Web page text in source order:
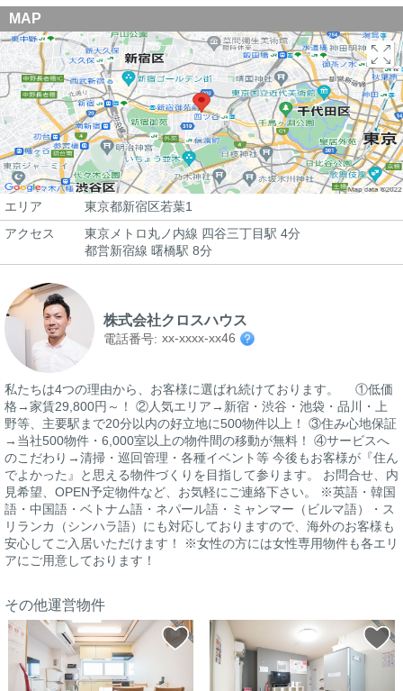
MAP
エリア
東京都新宿区若葉1
アクセス
東京メトロ丸ノ内線 四谷三丁目駅 4分
都営新宿線 曙橋駅 8分
株式会社クロスハウス
電話番号: xx-xxxx-xx46
私たちは4つの理由から、お客様に選ばれ続けております。 ①低価
格→家賃29,800円～！ ②人気エリア→新宿・渋谷・池袋・品川・上
野等、主要駅まで20分以内の好立地に500物件以上！ ③住み心地保証
→当社500物件・6,000室以上の物件間の移動が無料！ ④サービスへ
のこだわり→清掃・巡回管理・各種イベント等 今後もお客様が『住ん
でよかった』と思える物件づくりを目指して参ります。 お問合せ、内
見希望、OPEN予定物件など、お気軽にご連絡下さい。 ※英語・韓国
語・中国語・ベトナム語・ネパール語・ミャンマー（ビルマ語）・ス
リランカ（シンハラ語）にも対応しておりますので、海外のお客様も
安心してご入居いただけます！ ※女性の方には女性専用物件も各エリ
アにご用意しております！
その他運営物件